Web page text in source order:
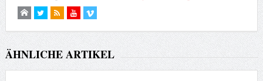
ÄHNLICHE ARTIKEL